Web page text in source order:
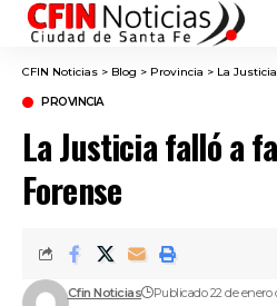
CFIN Noticias > Blog > Provincia > La
PROVINCIA
La Justicia falló a
Forense
Cfin Noticias Publicado 22 de enero